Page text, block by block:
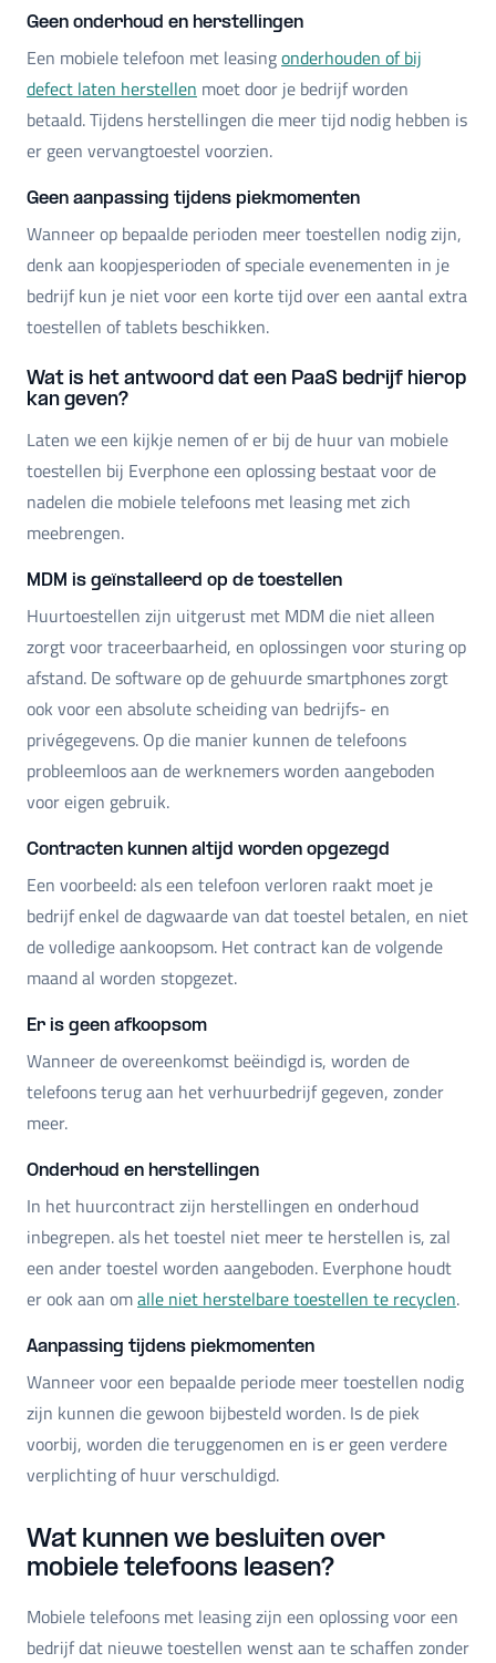
Geen onderhoud en herstellingen
Een mobiele telefoon met leasingonderhouden of bij
defect laten herstellen moet door je bedrijf worden
betaald. Tijdens herstellingen die meer tijd nodig hebben is
er geen vervangtoestel voorzien.
Geen aanpassing tijdens piekmomenten
Wanneer op bepaalde perioden meer toestellen nodig zijn,
denk aan koopjesperioden of speciale evenementen in je
bedrijf kun je niet voor een korte tijd over een aantal extra
toestellen of tablets beschikken.
Wat is het antwoord dat een PaaS bedrijf hierop
kan geven?
Laten we een kijkje nemen of er bij de huur van mobiele
toestellen bij Everphone een oplossing bestaat voor de
nadelen die mobiele telefoons met leasing met zich
meebrengen.
MDM is geïnstalleerd op de toestellen
Huurtoestellen zijn uitgerust met MDM die niet alleen
zorgt voor traceerbaarheid, en oplossingen voor sturing op
afstand. De software op de gehuurde smartphones zorgt
ook voor een absolute scheiding van bedrijfs- en
privégegevens. Op die manier kunnen de telefoons
probleemloos aan de werknemers worden aangeboden
voor eigen gebruik.
Contracten kunnen altijd worden opgezegd
Een voorbeeld: als een telefoon verloren raakt moet je
bedrijf enkel de dagwaarde van dat toestel betalen, en niet
de volledige aankoopsom. Het contract kan de volgende
maand al worden stopgezet.
Er is geen afkoopsom
Wanneer de overeenkomst beëindigd is, worden de
telefoons terug aan het verhuurbedrijf gegeven, zonder
meer.
Onderhoud en herstellingen
In het huurcontract zijn herstellingen en onderhoud
inbegrepen. als het toestel niet meer te herstellen is, zal
een ander toestel worden aangeboden. Everphone houdt
er ook aan omalle niet herstelbare toestellen te recyclen.
Aanpassing tijdens piekmomenten
Wanneer voor een bepaalde periode meer toestellen nodig
zijn kunnen die gewoon bijbesteld worden. Is de piek
voorbij, worden die teruggenomen en is er geen verdere
verplichting of huur verschuldigd.
Wat kunnen we besluiten over
mobiele telefoons leasen?
Mobiele telefoons met leasing zijn een oplossing voor een
bedrijf dat nieuwe toestellen wenst aan te schaffen zonder